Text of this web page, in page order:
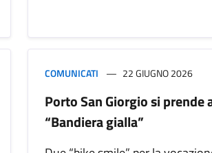
COMUNICATI 22 GIUGNO 2026
Porto San Giorgio si prende
“Bandiera gialla”